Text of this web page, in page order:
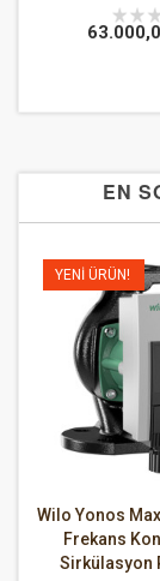
EN
Wilo Yonos
Frekans
Sirkülasyon
YENI ÜRÜN!